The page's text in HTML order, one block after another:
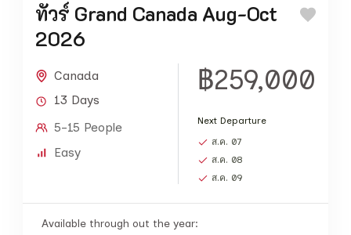
ทัวร์ Grand Canada Aug-Oct
2026
Canada
13 Days
5-15 People
Easy
฿259,000
Next Departure
ส.ค. 07
ส.ค. 08
ส.ค. 09
Available through out the year: